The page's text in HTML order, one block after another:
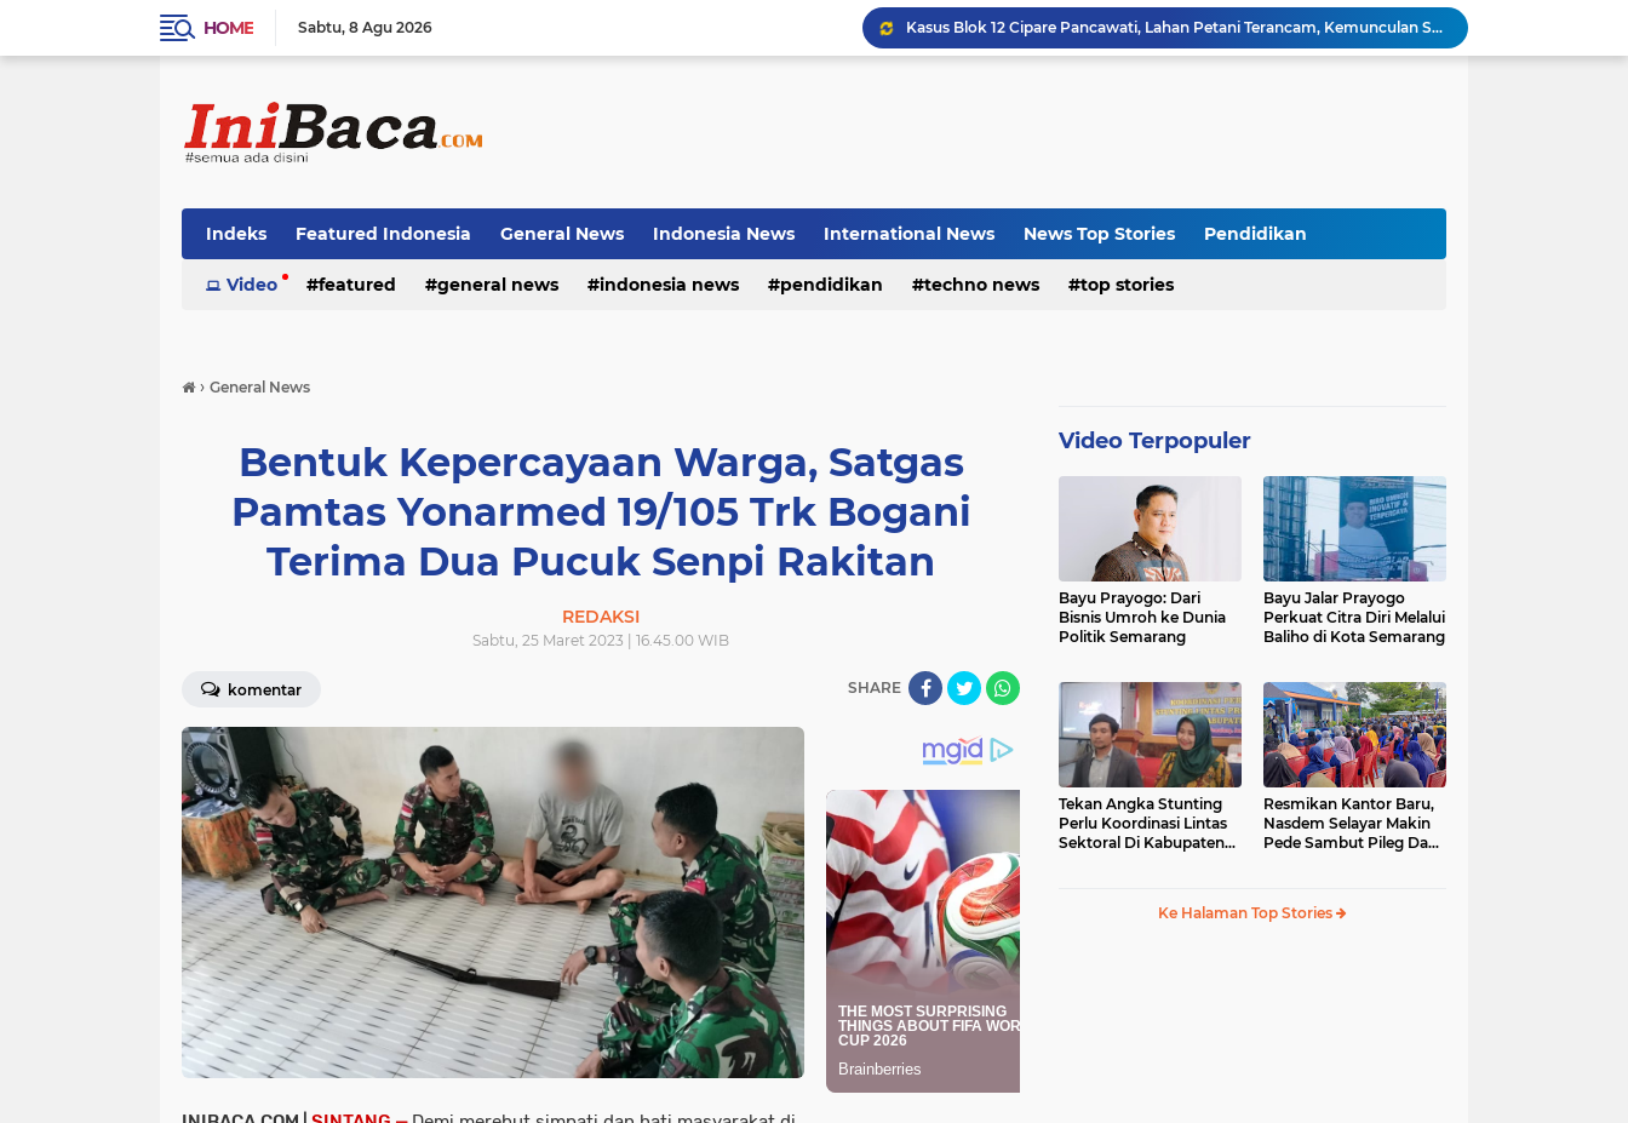
HOME Sabtu 8 Agu 2026
Kasus Blok 12 Cipare Pancawati, Lahan Petani Terancam, Kemunculan Sertipikat PRONA jadi Sorotan
Dari Penegakan Hukum hingga Stabilitas Politik: Menko Polkam Rinci Alokasi Anggaran 2026
Bayu Prayogo: Dari Bisnis Umroh ke Dunia Politik Semarang
Diduga Bertentangan dengan SK Kementerian, BPN Bogor I Terbitkan Perpanjangan HGB PT BSS di Lahan yang Masih Dipersoalkan
Indeks Featured Indonesia General News Indonesia News International News News Top Stories Pendidikan
Techno News Top Stories
Video featured general news indonesia news pendidikan techno news top stories
› General News
Bentuk Kepercayaan Warga, Satgas
Pamtas Yonarmed 19/105 Trk Bogani
Terima Dua Pucuk Senpi Rakitan
REDAKSI
Sabtu, 25 Maret 2023 | 16.45.00 WIB
komentar SHARE
Video Terpopuler
Bayu Prayogo: Dari
Bisnis Umroh ke Dunia
Politik Semarang
Bayu Jalar Prayogo
Perkuat Citra Diri Melalui
Baliho di Kota Semarang
Tekan Angka Stunting
Perlu Koordinasi Lintas
Sektoral Di Kabupaten
Resmikan Kantor Baru,
Nasdem Selayar Makin
Pede Sambut Pileg Dan
Ke Halaman Top Stories